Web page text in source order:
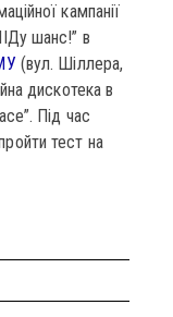
кампанії
шанс!” в
(вул. Шіллера,
дискотека в
Під час
тест на